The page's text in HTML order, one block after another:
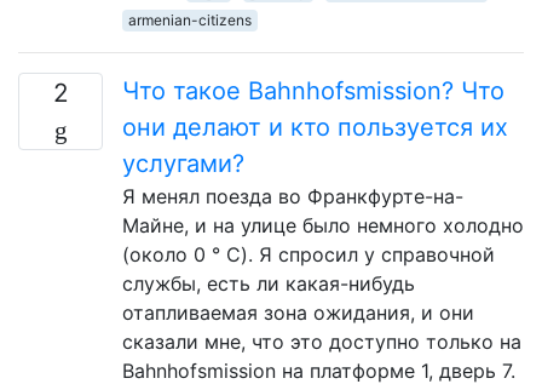
armenian-citizens
2
Что такое Bahnhofsmission? Что
они делают и кто пользуется их
услугами?
Я менял поезда во Франкфурте-на-
Майне, и на улице было немного холодно
(около 0 ° C). Я спросил у справочной
службы, есть ли какая-нибудь
отапливаемая зона ожидания, и они
сказали мне, что это доступно только на
Bahnhofsmission на платформе 1, дверь 7.